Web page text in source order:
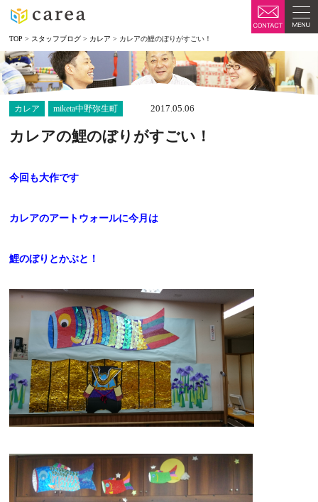
TOP > スタッフブログ > カレア > カレアの鯉のぼりがすごい！
カレア miketa中野弥生町 2017.05.06
カレアの鯉のぼりがすごい！
今回も大作です
カレアのアートウォールに今月は
鯉のぼりとかぶと！